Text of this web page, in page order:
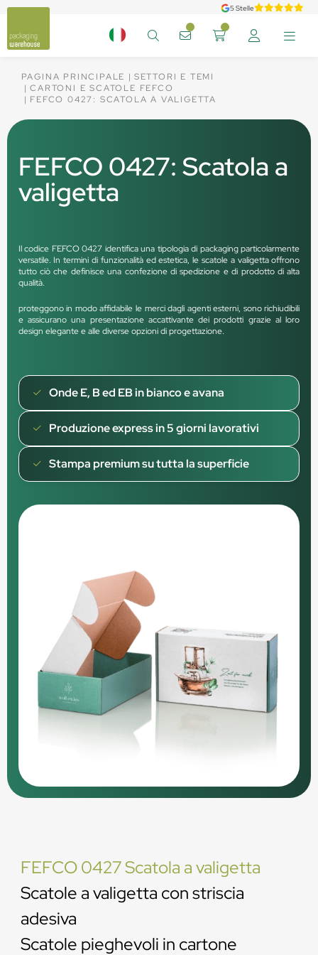
5 Stelle
PAGINA PRINCIPALE
SETTORI E TEMI
CARTONI E SCATOLE FEFCO
FEFCO 0427: SCATOLA A VALIGETTA
FEFCO 0427: Scatola a
valigetta
Il codice FEFCO 0427 identifica una tipologia di packaging particolarmente
versatile. In termini di funzionalità ed estetica, le scatole a valigetta offrono
tutto ciò che definisce una confezione di spedizione e di prodotto di alta
qualità.
proteggono in modo affidabile le merci dagli agenti esterni, sono richiudibili
e assicurano una presentazione accattivante dei prodotti grazie al loro
design elegante e alle diverse opzioni di progettazione.
Onde E, B ed EB in bianco e avana
Produzione express in 5 giorni lavorativi
Stampa premium su tutta la superficie
FEFCO 0427 Scatola a valigetta
Scatole a valigetta con striscia
adesiva
Scatole pieghevoli in cartone